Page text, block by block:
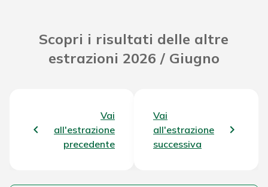
Scopri i risultati delle altre
estrazioni 2026 / Giugno
Vai
all'estrazione
precedente
Vai
all'estrazione
successiva